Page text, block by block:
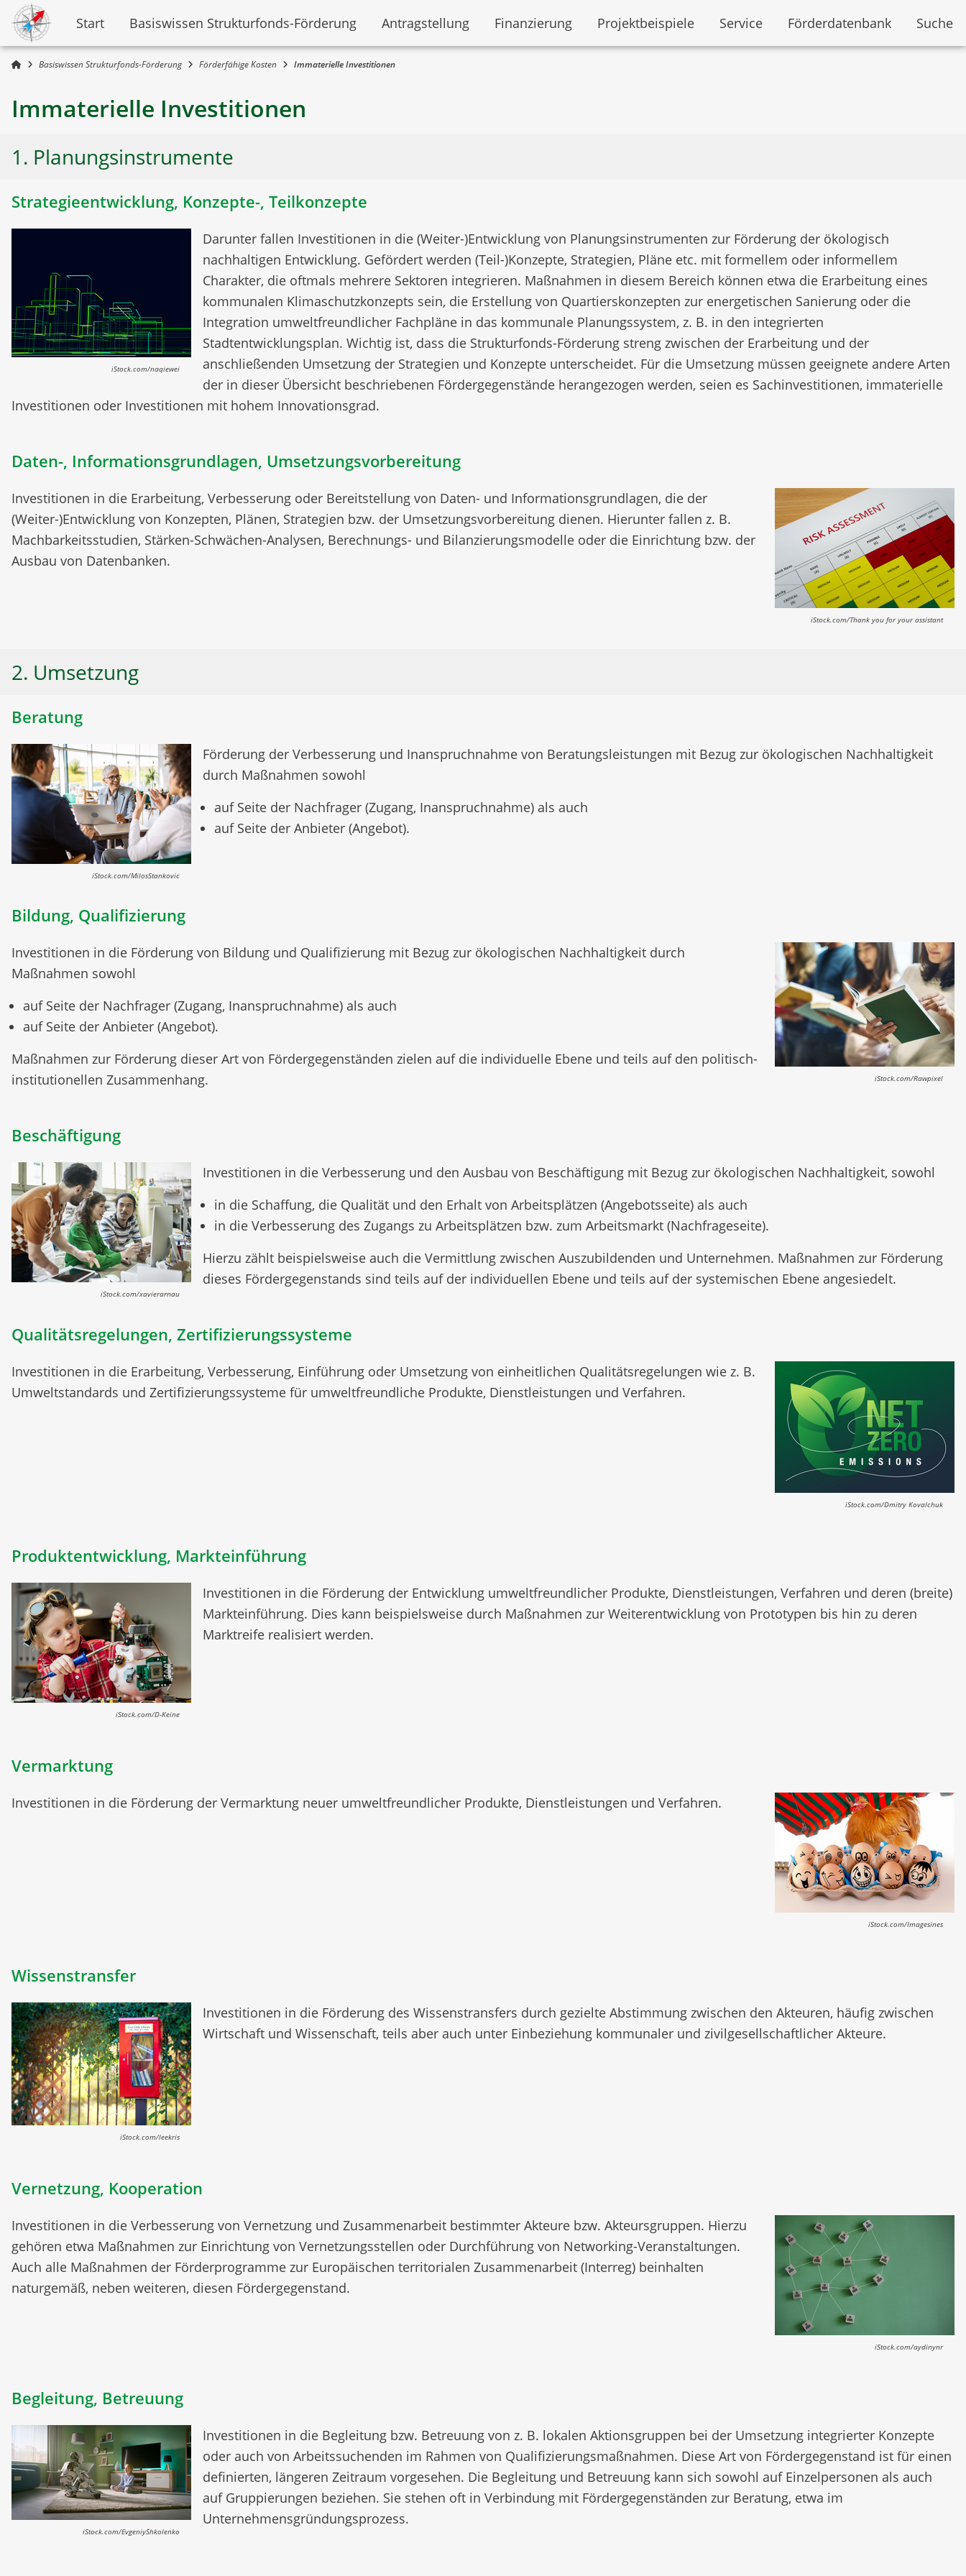
Start Basiswissen Strukturfonds-Förderung Antragstellung Finanzierung Projektbeispiele Service Förderdatenbank Suche
Basiswissen Strukturfonds-Förderung Förderfähige Kosten Immaterielle Investitionen
Immaterielle Investitionen
1. Planungsinstrumente
Strategieentwicklung, Konzepte-, Teilkonzepte
iStock.com/naqiewei
Darunter fallen Investitionen in die (Weiter-)Entwicklung von Planungsinstrumenten zur Förderung der ökologisch
nachhaltigen Entwicklung. Gefördert werden (Teil-)Konzepte, Strategien, Pläne etc. mit formellem oder informellem
Charakter, die oftmals mehrere Sektoren integrieren. Maßnahmen in diesem Bereich können etwa die Erarbeitung eines
kommunalen Klimaschutzkonzepts sein, die Erstellung von Quartierskonzepten zur energetischen Sanierung oder die
Integration umweltfreundlicher Fachpläne in das kommunale Planungssystem, z. B. in den integrierten
Stadtentwicklungsplan. Wichtig ist, dass die Strukturfonds-Förderung streng zwischen der Erarbeitung und der
anschließenden Umsetzung der Strategien und Konzepte unterscheidet. Für die Umsetzung müssen geeignete andere Arten
der in dieser Übersicht beschriebenen Fördergegenstände herangezogen werden, seien es Sachinvestitionen, immaterielle
Investitionen oder Investitionen mit hohem Innovationsgrad.
Daten-, Informationsgrundlagen, Umsetzungsvorbereitung
iStock.com/Thank you for your assistant
Investitionen in die Erarbeitung, Verbesserung oder Bereitstellung von Daten- und Informationsgrundlagen, die der
(Weiter-)Entwicklung von Konzepten, Plänen, Strategien bzw. der Umsetzungsvorbereitung dienen. Hierunter fallen z. B.
Machbarkeitsstudien, Stärken-Schwächen-Analysen, Berechnungs- und Bilanzierungsmodelle oder die Einrichtung bzw. der
Ausbau von Datenbanken.
2. Umsetzung
Beratung
iStock.com/MilosStankovic
Förderung der Verbesserung und Inanspruchnahme von Beratungsleistungen mit Bezug zur ökologischen Nachhaltigkeit
durch Maßnahmen sowohl
auf Seite der Nachfrager (Zugang, Inanspruchnahme) als auch
auf Seite der Anbieter (Angebot).
Bildung, Qualifizierung
iStock.com/Rawpixel
Investitionen in die Förderung von Bildung und Qualifizierung mit Bezug zur ökologischen Nachhaltigkeit durch
Maßnahmen sowohl
auf Seite der Nachfrager (Zugang, Inanspruchnahme) als auch
auf Seite der Anbieter (Angebot).
Maßnahmen zur Förderung dieser Art von Fördergegenständen zielen auf die individuelle Ebene und teils auf den politisch-
institutionellen Zusammenhang.
Beschäftigung
iStock.com/xavierarnau
Investitionen in die Verbesserung und den Ausbau von Beschäftigung mit Bezug zur ökologischen Nachhaltigkeit, sowohl
in die Schaffung, die Qualität und den Erhalt von Arbeitsplätzen (Angebotsseite) als auch
in die Verbesserung des Zugangs zu Arbeitsplätzen bzw. zum Arbeitsmarkt (Nachfrageseite).
Hierzu zählt beispielsweise auch die Vermittlung zwischen Auszubildenden und Unternehmen. Maßnahmen zur Förderung
dieses Fördergegenstands sind teils auf der individuellen Ebene und teils auf der systemischen Ebene angesiedelt.
Qualitätsregelungen, Zertifizierungssysteme
iStock.com/Dmitry Kovalchuk
Investitionen in die Erarbeitung, Verbesserung, Einführung oder Umsetzung von einheitlichen Qualitätsregelungen wie z. B.
Umweltstandards und Zertifizierungssysteme für umweltfreundliche Produkte, Dienstleistungen und Verfahren.
Produktentwicklung, Markteinführung
iStock.com/D-Keine
Investitionen in die Förderung der Entwicklung umweltfreundlicher Produkte, Dienstleistungen, Verfahren und deren (breite)
Markteinführung. Dies kann beispielsweise durch Maßnahmen zur Weiterentwicklung von Prototypen bis hin zu deren
Marktreife realisiert werden.
Vermarktung
iStock.com/Imagesines
Investitionen in die Förderung der Vermarktung neuer umweltfreundlicher Produkte, Dienstleistungen und Verfahren.
Wissenstransfer
iStock.com/leekris
Investitionen in die Förderung des Wissenstransfers durch gezielte Abstimmung zwischen den Akteuren, häufig zwischen
Wirtschaft und Wissenschaft, teils aber auch unter Einbeziehung kommunaler und zivilgesellschaftlicher Akteure.
Vernetzung, Kooperation
iStock.com/aydinynr
Investitionen in die Verbesserung von Vernetzung und Zusammenarbeit bestimmter Akteure bzw. Akteursgruppen. Hierzu
gehören etwa Maßnahmen zur Einrichtung von Vernetzungsstellen oder Durchführung von Networking-Veranstaltungen.
Auch alle Maßnahmen der Förderprogramme zur Europäischen territorialen Zusammenarbeit (Interreg) beinhalten
naturgemäß, neben weiteren, diesen Fördergegenstand.
Begleitung, Betreuung
iStock.com/EvgeniyShkolenko
Investitionen in die Begleitung bzw. Betreuung von z. B. lokalen Aktionsgruppen bei der Umsetzung integrierter Konzepte
oder auch von Arbeitssuchenden im Rahmen von Qualifizierungsmaßnahmen. Diese Art von Fördergegenstand ist für einen
definierten, längeren Zeitraum vorgesehen. Die Begleitung und Betreuung kann sich sowohl auf Einzelpersonen als auch
auf Gruppierungen beziehen. Sie stehen oft in Verbindung mit Fördergegenständen zur Beratung, etwa im
Unternehmensgründungsprozess.